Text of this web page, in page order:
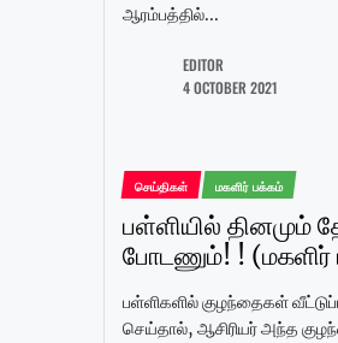
ஆரம்பத்தில்...
EDITOR
4 OCTOBER 2021
செய்திகள் மகளிர் பக்கம்
பள்ளியில் தினமும்
போடணும்! !
பள்ளிகளில் குழந்தைகள்
செய்தால், ஆசிரியர் அந்த